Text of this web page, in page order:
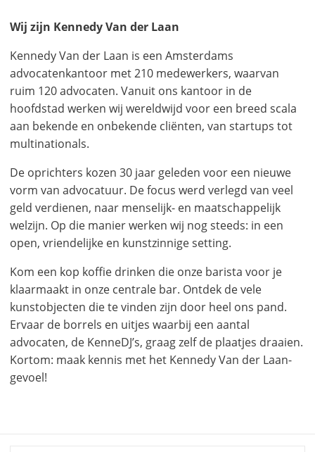
Wij zijn Kennedy Van der Laan
Kennedy Van der Laan is een Amsterdams
advocatenkantoor met 210 medewerkers, waarvan
ruim 120 advocaten. Vanuit ons kantoor in de
hoofdstad werken wij wereldwijd voor een breed scala
aan bekende en onbekende cliënten, van startups tot
multinationals.
De oprichters kozen 30 jaar geleden voor een nieuwe
vorm van advocatuur. De focus werd verlegd van veel
geld verdienen, naar menselijk- en maatschappelijk
welzijn. Op die manier werken wij nog steeds: in een
open, vriendelijke en kunstzinnige setting.
Kom een kop koffie drinken die onze barista voor je
klaarmaakt in onze centrale bar. Ontdek de vele
kunstobjecten die te vinden zijn door heel ons pand.
Ervaar de borrels en uitjes waarbij een aantal
advocaten, de KenneDJ’s, graag zelf de plaatjes draaien.
Kortom: maak kennis met het Kennedy Van der Laan-
gevoel!